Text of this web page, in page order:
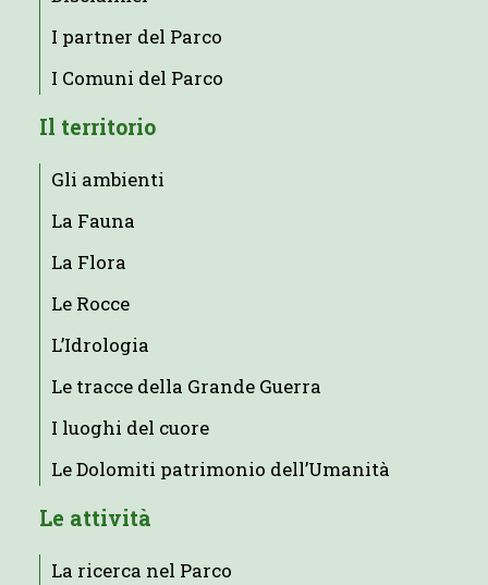
I partner del Parco
I Comuni del Parco
Il territorio
Gli ambienti
La Fauna
La Flora
Le Rocce
L’Idrologia
Le tracce della Grande Guerra
I luoghi del cuore
Le Dolomiti patrimonio dell’Umanità
Le attività
La ricerca nel Parco